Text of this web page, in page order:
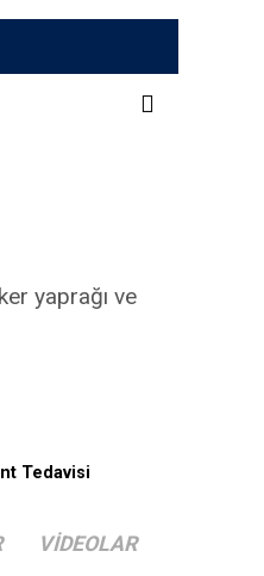
yaprağı ve
VIDEOLAR